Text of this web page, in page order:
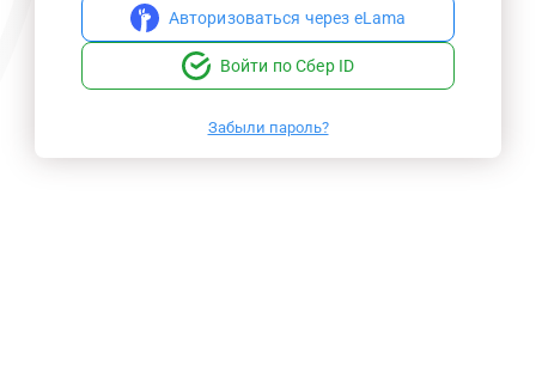
Авторизоваться через eLama
Войти по Сбер ID
Забыли пароль?